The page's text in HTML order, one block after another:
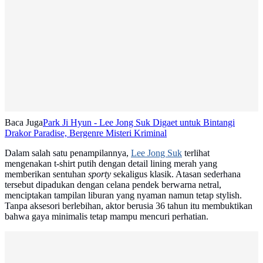
Baca JugaPark Ji Hyun - Lee Jong Suk Digaet untuk Bintangi
Drakor Paradise, Bergenre Misteri Kriminal
Dalam salah satu penampilannya, Lee Jong Suk terlihat
mengenakan t-shirt putih dengan detail lining merah yang
memberikan sentuhan sporty sekaligus klasik. Atasan sederhana
tersebut dipadukan dengan celana pendek berwarna netral,
menciptakan tampilan liburan yang nyaman namun tetap stylish.
Tanpa aksesori berlebihan, aktor berusia 36 tahun itu membuktikan
bahwa gaya minimalis tetap mampu mencuri perhatian.